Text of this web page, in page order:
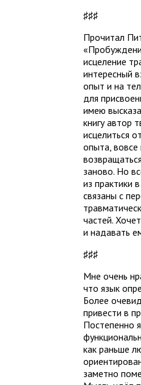
♯♯♯
Прочитал
исцеление
интересный
опыт и на
для
имею
книгу автор
исцелиться
опыта,
заново. Но
из практики
связаны с
частей.
и надавать
♯♯♯
Мне очень
что язык
Более
привести в
Постепенно
как раньше
заметно